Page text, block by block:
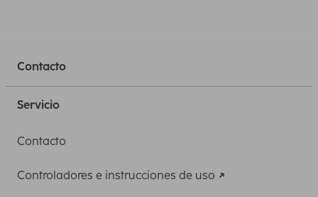
Contacto
Servicio
Contacto
Controladores e instrucciones de uso